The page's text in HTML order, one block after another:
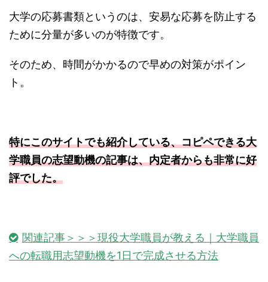
大学の応募書類というのは、安易な応募を防止する
ために分量が多いのが特徴です。
そのため、時間がかかるので早めの対策がポイン
ト。
特にこのサイトでも紹介している、コピペできる大
学職員の志望動機の記事は、内定者からも非常に好
評でした。
関連記事＞＞＞現役大学職員が教える｜大学職員
への転職用志望動機を1日で完成させる方法